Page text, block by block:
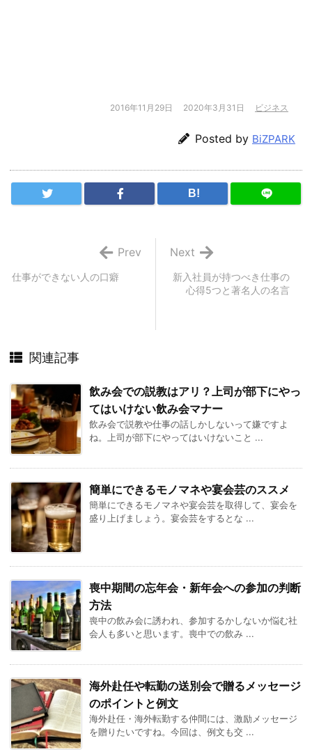
2016年11月29日 2020年3月31日 ビジネス
Posted by BiZPARK
B!
新入社員が持つべき仕事の
心得5つと著名人の名言
Next
仕事ができない人の口癖
Prev
関連記事
飲み会での説教はアリ？上司が部下にやっ
てはいけない飲み会マナー
飲み会で説教や仕事の話しかしないって嫌ですよ
ね。上司が部下にやってはいけないこと ...
簡単にできるモノマネや宴会芸のススメ
簡単にできるモノマネや宴会芸を取得して、宴会を
盛り上げましょう。宴会芸をするとな ...
喪中期間の忘年会・新年会への参加の判断
方法
喪中の飲み会に誘われ、参加するかしないか悩む社
会人も多いと思います。喪中での飲み ...
海外赴任や転勤の送別会で贈るメッセージ
のポイントと例文
海外赴任・海外転勤する仲間には、激励メッセージ
を贈りたいですね。今回は、例文も交 ...